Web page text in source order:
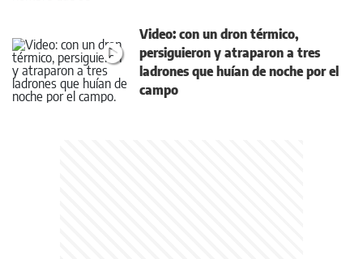
Video: con un dron térmico,
persiguieron y atraparon a tres
ladrones que huían de noche por el
campo